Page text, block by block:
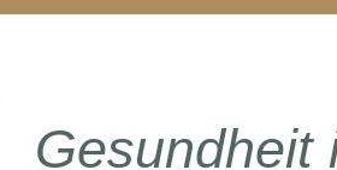
Gesundheit